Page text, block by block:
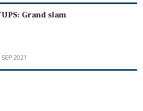
Grand slam
2021